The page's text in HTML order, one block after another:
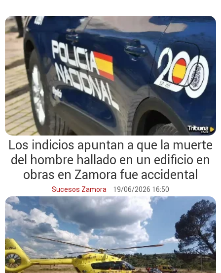
Los indicios apuntan a que la muerte
del hombre hallado en un edificio en
obras en Zamora fue accidental
Sucesos Zamora 19/06/2026 16:50